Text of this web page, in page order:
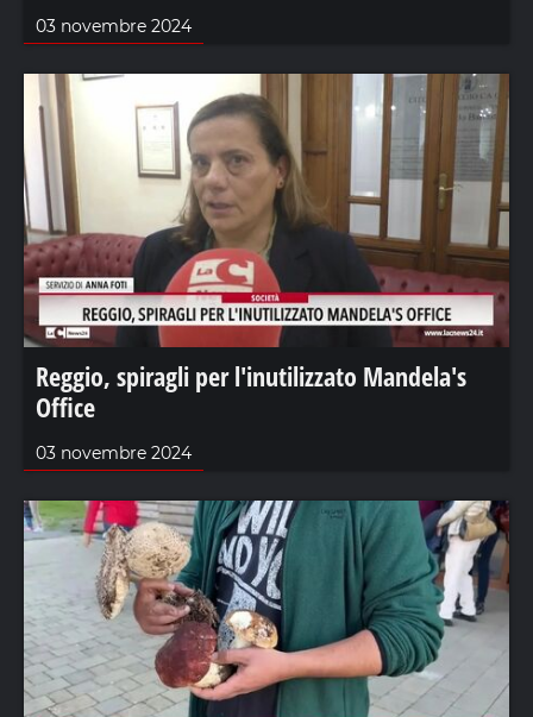
03 novembre 2024
Reggio, spiragli per l'inutilizzato Mandela's
Office
03 novembre 2024